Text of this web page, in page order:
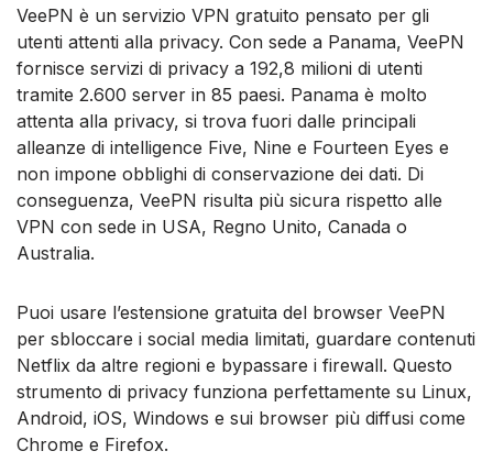
VeePN è un servizio VPN gratuito pensato per gli
utenti attenti alla privacy. Con sede a Panama, VeePN
fornisce servizi di privacy a 192,8 milioni di utenti
tramite 2.600 server in 85 paesi. Panama è molto
attenta alla privacy, si trova fuori dalle principali
alleanze di intelligence Five, Nine e Fourteen Eyes e
non impone obblighi di conservazione dei dati. Di
conseguenza, VeePN risulta più sicura rispetto alle
VPN con sede in USA, Regno Unito, Canada o
Australia.
Puoi usare l’estensione gratuita del browser VeePN
per sbloccare i social media limitati, guardare contenuti
Netflix da altre regioni e bypassare i firewall. Questo
strumento di privacy funziona perfettamente su Linux,
Android, iOS, Windows e sui browser più diffusi come
Chrome e Firefox.